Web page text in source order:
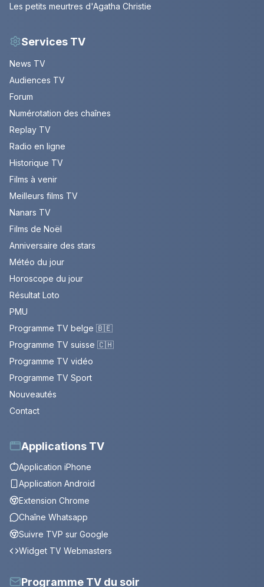
Les petits meurtres d'Agatha Christie
Services TV
News TV
Audiences TV
Forum
Numérotation des chaînes
Replay TV
Radio en ligne
Historique TV
Films à venir
Meilleurs films TV
Nanars TV
Films de Noël
Anniversaire des stars
Météo du jour
Horoscope du jour
Résultat Loto
PMU
Programme TV belge 🇧🇪
Programme TV suisse 🇨🇭
Programme TV vidéo
Programme TV Sport
Nouveautés
Contact
Applications TV
Application iPhone
Application Android
Extension Chrome
Chaîne Whatsapp
Suivre TVP sur Google
Widget TV Webmasters
Programme TV du soir